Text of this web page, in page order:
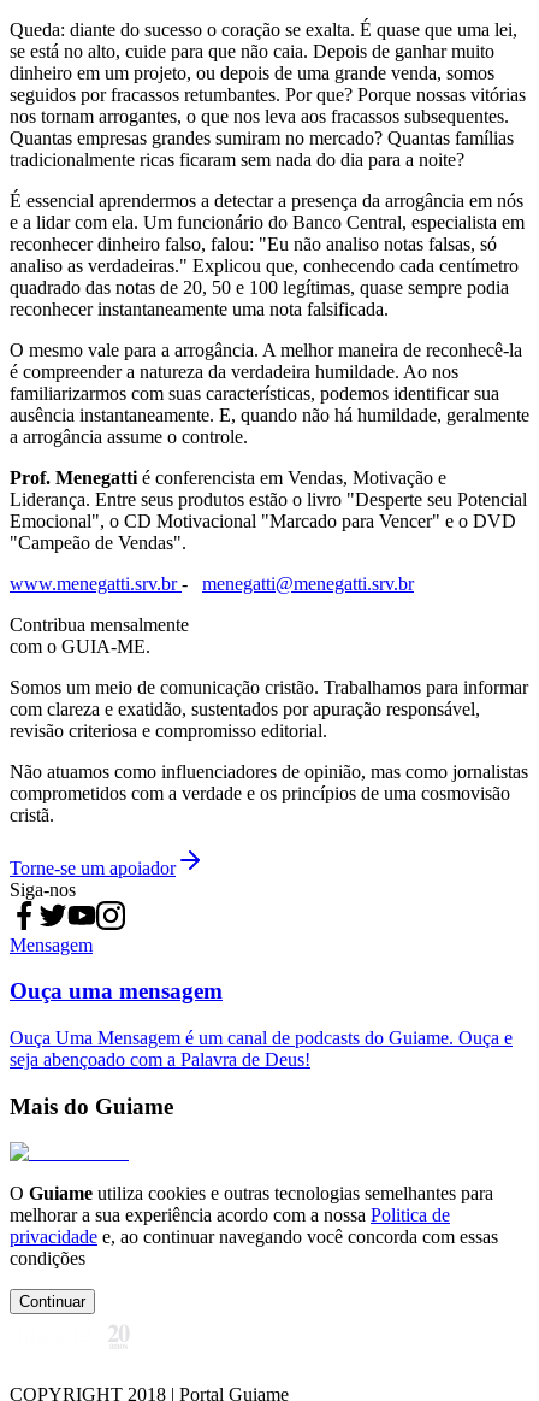
Queda: diante do sucesso o coração se exalta. É quase que uma lei,
se está no alto, cuide para que não caia. Depois de ganhar muito
dinheiro em um projeto, ou depois de uma grande venda, somos
seguidos por fracassos retumbantes. Por que? Porque nossas vitórias
nos tornam arrogantes, o que nos leva aos fracassos subsequentes.
Quantas empresas grandes sumiram no mercado? Quantas famílias
tradicionalmente ricas ficaram sem nada do dia para a noite?
É essencial aprendermos a detectar a presença da arrogância em nós
e a lidar com ela. Um funcionário do Banco Central, especialista em
reconhecer dinheiro falso, falou: "Eu não analiso notas falsas, só
analiso as verdadeiras." Explicou que, conhecendo cada centímetro
quadrado das notas de 20, 50 e 100 legítimas, quase sempre podia
reconhecer instantaneamente uma nota falsificada.
O mesmo vale para a arrogância. A melhor maneira de reconhecê-la
é compreender a natureza da verdadei­ra humildade. Ao nos
familiarizarmos com suas características, podemos identificar sua
ausência instantaneamente. E, quando não há humildade, geralmente
a arrogância assume o controle.
Prof. Menegatti é conferencista em Vendas, Motivação e
Liderança. Entre seus produtos estão o livro "Desperte seu Potencial
Emocional", o CD Motivacional "Marcado para Vencer" e o DVD
"Campeão de Vendas".
www.menegatti.srv.br- menegatti@menegatti.srv.br
Contribua mensalmente
com o GUIA-ME.
Somos um meio de comunicação cristão. Trabalhamos para informar
com clareza e exatidão, sustentados por apuração responsável,
revisão criteriosa e compromisso editorial.
Não atuamos como influenciadores de opinião, mas como jornalistas
comprometidos com a verdade e os princípios de uma cosmovisão
cristã.
Torne-se um apoiador
Siga-nos
Mensagem
Ouça uma mensagem
Ouça Uma Mensagem é um canal de podcasts do Guiame. Ouça e
seja abençoado com a Palavra de Deus!
Mais do Guiame
O Guiame utiliza cookies e outras tecnologias semelhantes para
melhorar a sua experiência acordo com a nossa Politica de
privacidade e, ao continuar navegando você concorda com essas
condições
Continuar
COPYRIGHT 2018 | Portal Guiame